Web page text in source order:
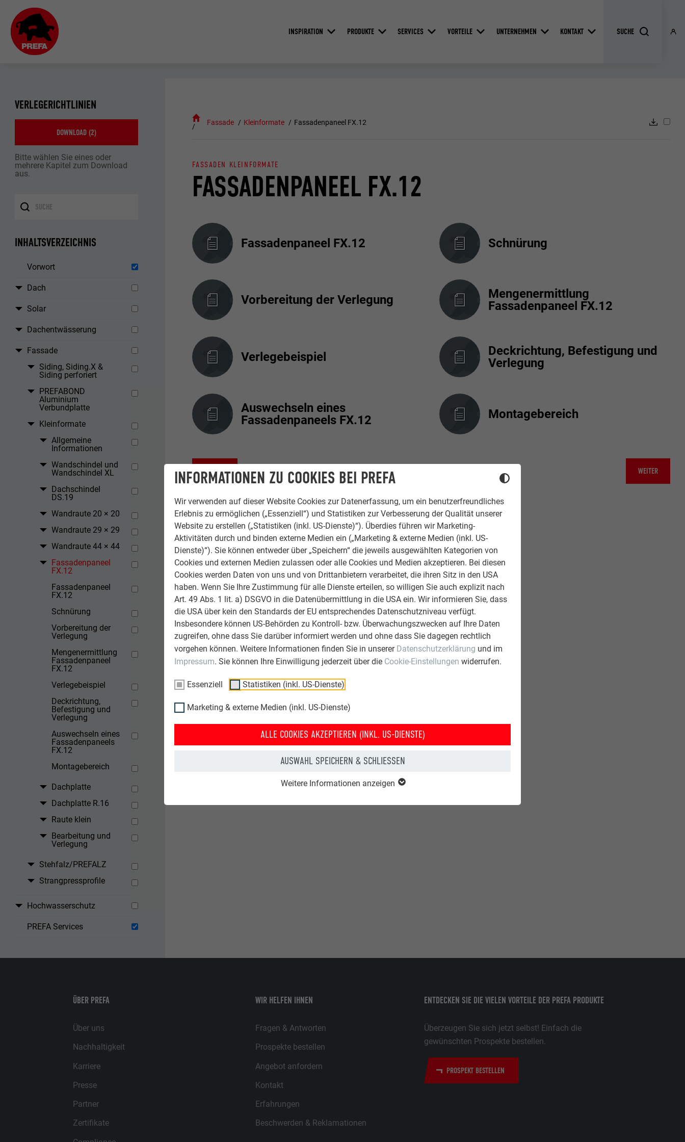
INFORMATIONEN ZU COOKIES BEI PREFA
Wir verwenden auf dieser Website Cookies zur Datenerfassung, um ein benutzerfreundliches
Erlebnis zu ermöglichen („Essenziell“) und Statistiken zur Verbesserung der Qualität unserer
Website zu erstellen („Statistiken (inkl. US-Dienste)“). Überdies führen wir Marketing-
Aktivitäten durch und binden externe Medien ein („Marketing & externe Medien (inkl. US-
Dienste)“). Sie können entweder über „Speichern“ die jeweils ausgewählten Kategorien von
Cookies und externen Medien zulassen oder alle Cookies und Medien akzeptieren. Bei diesen
Cookies werden Daten von uns und von Drittanbietern verarbeitet, die ihren Sitz in den USA
haben. Wenn Sie Ihre Zustimmung für alle Dienste erteilen, so willigen Sie auch explizit nach
Art. 49 Abs. 1 lit. a) DSGVO in die Datenübermittlung in die USA ein. Wir informieren Sie, dass
die USA über kein den Standards der EU entsprechendes Datenschutzniveau verfügt.
Insbesondere können US-Behörden zu Kontroll- bzw. Überwachungszwecken auf Ihre Daten
zugreifen, ohne dass Sie darüber informiert werden und ohne dass Sie dagegen rechtlich
vorgehen können. Weitere Informationen finden Sie in unserer Datenschutzerklärung und im
Impressum. Sie können Ihre Einwilligung jederzeit über die Cookie-Einstellungen widerrufen.
Essenziell Statistiken (inkl. US-Dienste)
Marketing & externe Medien (inkl. US-Dienste)
ALLE COOKIES AKZEPTIEREN (INKL. US-DIENSTE)
AUSWAHL SPEICHERN & SCHLIESSEN
Weitere Informationen anzeigen
INSPIRATION PRODUKTE SERVICES VORTEILE UNTERNEHMEN KONTAKT
VERLEGERICHTLINIEN
DOWNLOAD (2)
Bitte wählen Sie eines oder
mehrere Kapitel zum Download
aus.
INHALTSVERZEICHNIS
Vorwort
Dach
Solar
Dachentwässerung
Fassade
Siding, Siding.X &
Siding perforiert
PREFABOND
Aluminium
Verbundplatte
Kleinformate
Allgemeine
Informationen
Wandschindel und
Wandschindel XL
Dachschindel
DS.19
Wandraute 20 × 20
Wandraute 29 × 29
Wandraute 44 × 44
Fassadenpaneel
FX.12
Fassadenpaneel
FX.12
Schnürung
Vorbereitung der
Verlegung
Mengenermittlung
Fassadenpaneel
FX.12
Verlegebeispiel
Deckrichtung,
Befestigung und
Verlegung
Auswechseln eines
Fassadenpaneels
FX.12
Montagebereich
Dachplatte
Dachplatte R.16
Raute klein
Bearbeitung und
Verlegung
Stehfalz/PREFALZ
Strangpressprofile
Hochwasserschutz
PREFA Services
Fassade Kleinformate Fassadenpaneel FX.12
FASSADENPANEEL FX.12
FASSADEN KLEINFORMATE
Fassadenpaneel FX.12 Schnürung
Vorbereitung der Verlegung
Mengenermittlung
Fassadenpaneel FX.12
Verlegebeispiel
Deckrichtung, Befestigung und
Verlegung
Auswechseln eines
Fassadenpaneels FX.12
Montagebereich
ZURÜCK WEITER
ENTDECKEN SIE DIE VIELEN VORTEILE DER PREFA PRODUKTE
Überzeugen Sie sich jetzt selbst! Einfach die
gewünschten Prospekte bestellen.
PROSPEKT BESTELLEN
ÜBER PREFA
Über uns
Nachhaltigkeit
Karriere
Presse
Partner
Zertifikate
WIR HELFEN IHNEN
Fragen & Antworten
Prospekte bestellen
Angebot anfordern
Kontakt
Erfahrungen
Beschwerden & Reklamationen